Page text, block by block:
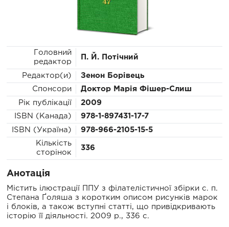
Головний
редактор
П. Й. Потічний
Редактор(и) Зенон Борівець
Спонсори Доктор Марія Фішер-Слиш
Рік публікації 2009
ISBN (Канада) 978-1-897431-17-7
ISBN (Україна) 978-966-2105-15-5
Кількість
сторінок
336
Анотація
Містить ілюстрації ППУ з філателістичної збірки с. п.
Степана Ґоляша з коротким описом рисунків марок
і блоків, а також вступні статті, що привідкривають
історію її діяль­ності. 2009 р., 336 с.